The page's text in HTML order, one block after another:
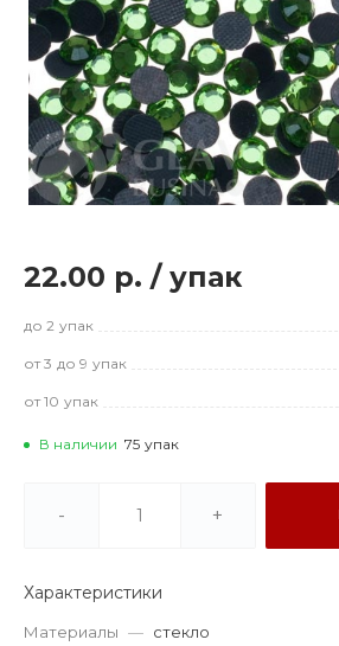
22.00 р. / упак
до 2 упак
от 3 до 9 упак
от 10 упак
В наличии 75 упак
- +
Характеристики
Материалы — стекло